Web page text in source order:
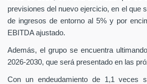
previsiones del nuevo ejercicio, en el que
de ingresos de entorno al 5% y por
EBITDA ajustado.
Además, el grupo se encuentra
2026-2030, que será presentado en las
Con un endeudamiento de 1,1 veces